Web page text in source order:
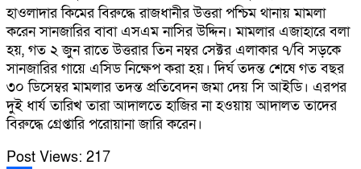
হাওলাদার কিমের বিরুদ্ধে রাজধানীর উত্তরা পশ্চিম থানায় মামলা
করেন সানজারির বাবা এসএম নাসির উদ্দিন। মামলার এজাহারে বলা
হয়, গত ২ জুন রাতে উত্তরার তিন নম্বর সেক্টর এলাকার ৭/বি সড়কে
সানজারির গায়ে এসিড নিক্ষেপ করা হয়। দির্ঘ তদন্ত শেষে গত বছর
৩০ ডিসেম্বর মামলার তদন্ত প্রতিবেদন জমা দেয় সি আইডি। এরপর
দুই ধার্য তারিখ তারা আদালতে হাজির না হওয়ায় আদালত তাদের
বিরুদ্ধে গ্রেপ্তারি পরোয়ানা জারি করেন।
Post Views: 217